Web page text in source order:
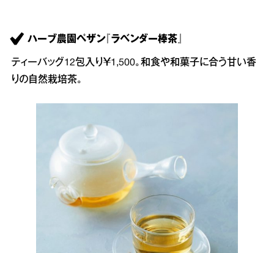
ハーブ農園ペザン『ラベンダー棒茶』
ティーバッグ12包入り￥1,500。和食や和菓子に合う甘い香
りの自然栽培茶。